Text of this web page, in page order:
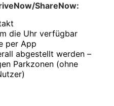
ShareNow:
die Uhr verfügbar
per App
abgestellt werden –
Parkzonen (ohne